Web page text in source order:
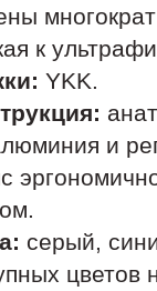
к
YKK.
и
серый,
цветов